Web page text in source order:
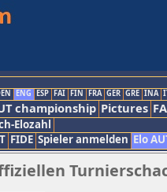
ENG ESP FAI FIN FRA GER GRE INA
championship Pictures
Elozahl
FIDE Spieler anmelden Elo